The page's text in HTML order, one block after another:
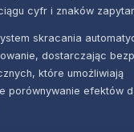
cyfr i znaków
skracania
dostarczając
które umożliwiają
porównywanie efektów